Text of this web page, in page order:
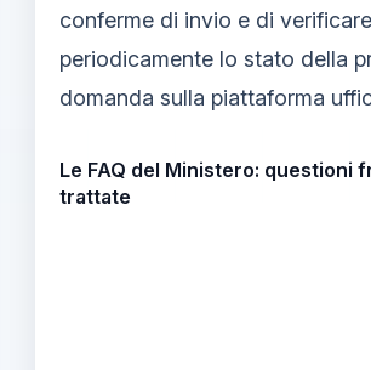
conferme di invio e di verificare
periodicamente lo stato della
domanda sulla piattaforma
Le FAQ del Ministero: questioni
trattate